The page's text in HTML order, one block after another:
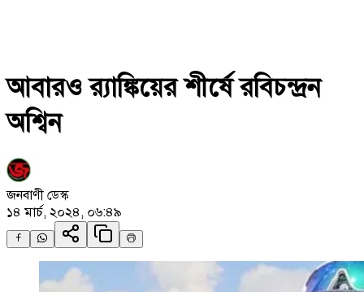
আবারও র‌্যাঙ্কিয়ের শীর্ষে রবিচন্দ্রন
অশ্বিন
জনবাণী ডেস্ক
১৪ মার্চ, ২০২৪, ০৬:৪৯